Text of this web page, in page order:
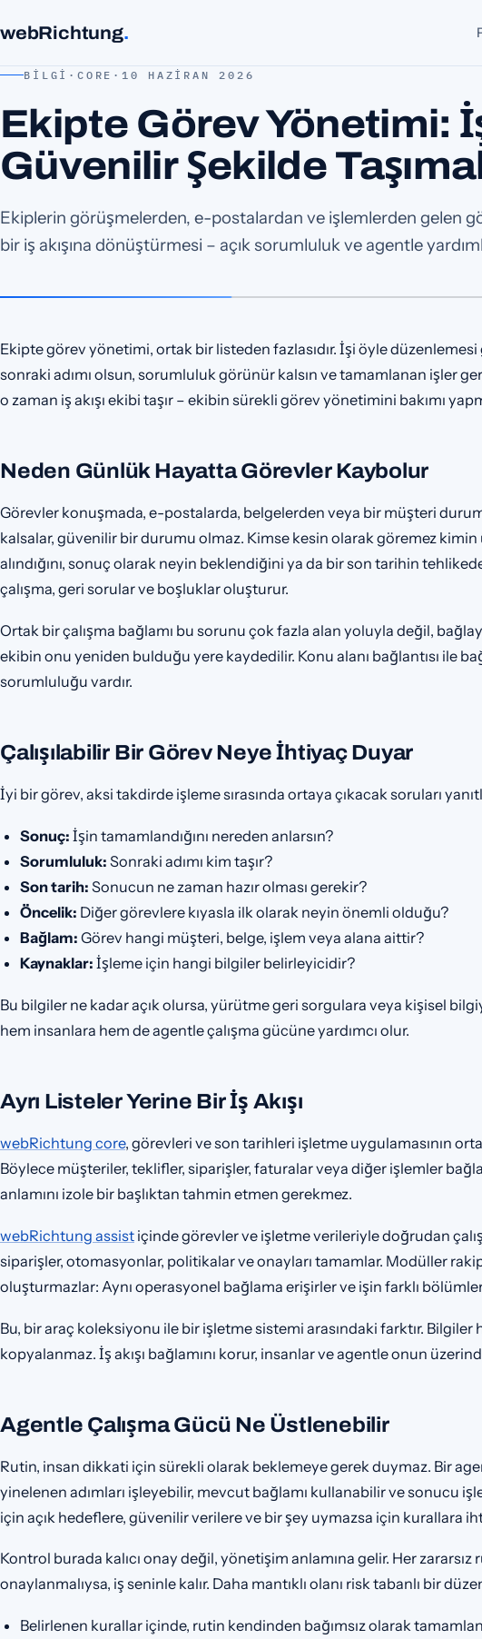
webRichtung.
BILGI · CORE · 10 HAZIRAN 2026
Ekipte Görev Yönetimi:
Güvenilir Şekilde
Ekiplerin görüşmelerden, e-postalardan ve işlemlerden gelen
bir iş akışına dönüştürmesi – açık sorumluluk ve agentle
Ekipte görev yönetimi, ortak bir listeden fazlasıdır. İşi öyle
sonraki adımı olsun, sorumluluk görünür kalsın ve tamamlanan işler
o zaman iş akışı ekibi taşır – ekibin sürekli görev yönetimini bakımı
Neden Günlük Hayatta Görevler Kaybolur
Görevler konuşmada, e-postalarda, belgelerden veya bir müşteri
kalsalar, güvenilir bir durumu olmaz. Kimse kesin olarak göremez
alındığını, sonuç olarak neyin beklendiğini ya da bir son tarihin
çalışma, geri sorular ve boşluklar oluşturur.
Ortak bir çalışma bağlamı bu sorunu çok fazla alan yoluyla değil,
ekibin onu yeniden bulduğu yere kaydedilir. Konu alanı bağlantısı ile
sorumluluğu vardır.
Çalışılabilir Bir Görev Neye İhtiyaç Duyar
İyi bir görev, aksi takdirde işleme sırasında ortaya çıkacak soruları
Sonuç: İşin tamamlandığını nereden anlarsın?
Sorumluluk: Sonraki adımı kim taşır?
Son tarih: Sonucun ne zaman hazır olması gerekir?
Öncelik: Diğer görevlere kıyasla ilk olarak neyin önemli olduğu?
Bağlam: Görev hangi müşteri, belge, işlem veya alana aittir?
Kaynaklar: İşleme için hangi bilgiler belirleyicidir?
Bu bilgiler ne kadar açık olursa, yürütme geri sorgulara veya kişisel
hem insanlara hem de agentle çalışma gücüne yardımcı olur.
Ayrı Listeler Yerine Bir İş Akışı
webRichtung core, görevleri ve son tarihleri işletme uygulamasının
Böylece müşteriler, teklifler, siparişler, faturalar veya diğer işlemler
anlamını izole bir başlıktan tahmin etmen gerekmez.
webRichtung assist içinde görevler ve işletme verileriyle doğrudan
siparişler, otomasyonlar, politikalar ve onayları tamamlar. Modüller
oluşturmazlar: Aynı operasyonel bağlama erişirler ve işin farklı
Bu, bir araç koleksiyonu ile bir işletme sistemi arasındaki farktır. Bilgiler
kopyalanmaz. İş akışı bağlamını korur, insanlar ve agentle onun
Agentle Çalışma Gücü Ne Üstlenebilir
Rutin, insan dikkati için sürekli olarak beklemeye gerek duymaz. Bir
yinelenen adımları işleyebilir, mevcut bağlamı kullanabilir ve sonucu
için açık hedeflere, güvenilir verilere ve bir şey uymazsa için kurallara
Kontrol burada kalıcı onay değil, yönetişim anlamına gelir. Her zararsız
onaylanmalıysa, iş seninle kalır. Daha mantıklı olanı risk tabanlı bir
Belirlenen kurallar içinde, rutin kendinden bağımsız olarak